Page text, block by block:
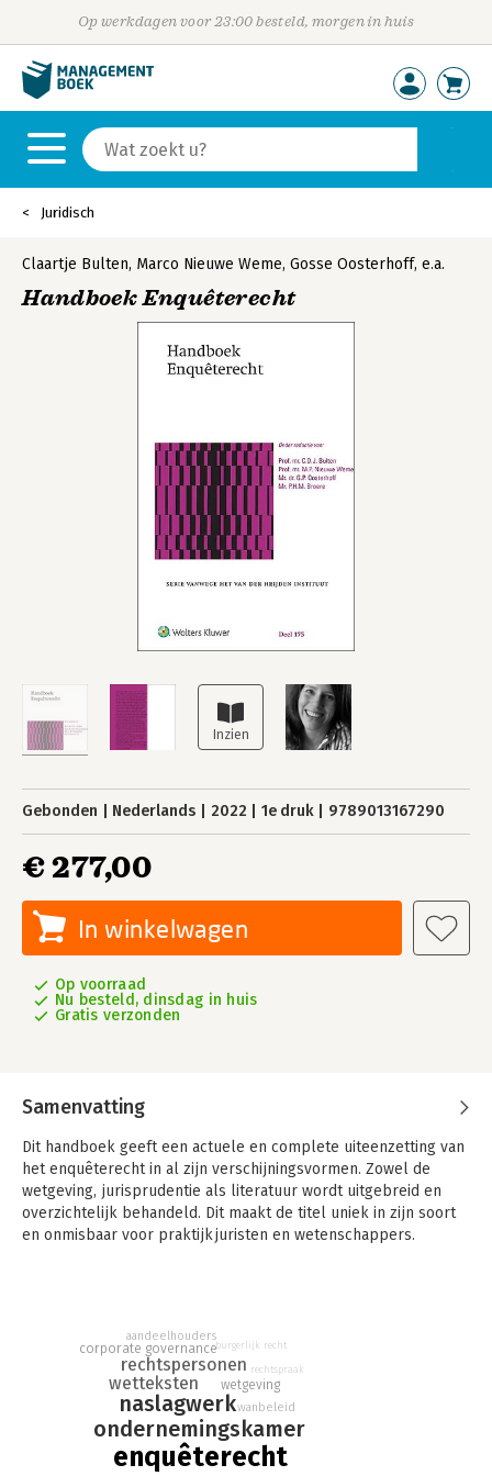
Op werkdagen voor 23:00 besteld, morgen in huis
Juridisch
Claartje Bulten, Marco Nieuwe Weme, Gosse Oosterhoff, e.a.
Handboek Enquêterecht
Gebonden Nederlands 2022 1e druk 9789013167290
€ 277,00
In winkelwagen
Op voorraad
Nu besteld, dinsdag in huis
Gratis verzonden
Samenvatting
Dit handboek geeft een actuele en complete uiteenzetting van
het enquêterecht in al zijn verschijningsvormen. Zowel de
wetgeving, jurisprudentie als literatuur wordt uitgebreid en
overzichtelijk behandeld. Dit maakt de titel uniek in zijn soort
en onmisbaar voor praktijkjuristen en wetenschappers.
verschijningsvormen van het enquêterecht en is hierdoor
onderscheidend op de markt. Dit maakt de uitgave zeer
waardevol voor alle beoefenaren van het enquêterecht.
Daarnaast wordt ook nieuwe wetgeving behandeld die het
enquêterecht in de toekomst gaat raken. Het gaat hierbij om:
enquêterecht
ondernemingskamer
naslagwerk
wetteksten
rechtspersonen
wetgeving
corporate governance
aandeelhouders
wanbeleid
burgerlijk recht
rechtspraak